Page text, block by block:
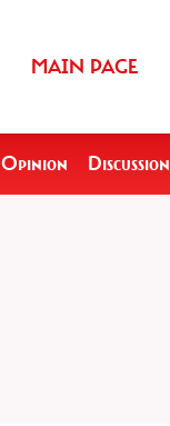
MAIN PAGE
Opinion Discussion